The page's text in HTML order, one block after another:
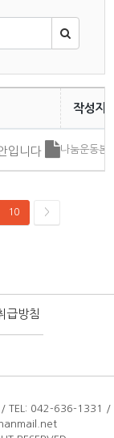
작성자
입니다 나눔운동본
10 >
급방침
/ TEL: 042-636-1331 /